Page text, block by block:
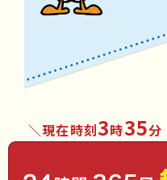
現在時刻3時35分